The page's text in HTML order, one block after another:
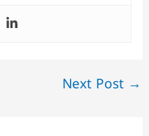
Next Post →